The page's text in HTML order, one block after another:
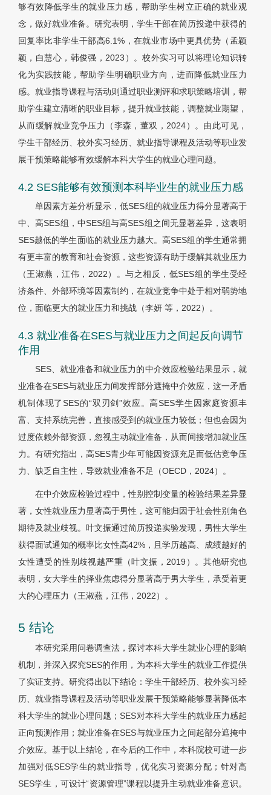
够有效降低学生的就业压力感，帮助学生树立正确的就业观
念，做好就业准备。研究表明，学生干部在简历投递中获得的
回复率比非学生干部高6.1%，在就业市场中更具优势（孟颖
颖，白慧心，韩俊强，2023）。校外实习可以将理论知识转
化为实践技能，帮助学生明确职业方向，进而降低就业压力
感。就业指导课程与活动则通过职业测评和求职策略培训，帮
助学生建立清晰的职业目标，提升就业技能，调整就业期望，
从而缓解就业竞争压力（李森，董双，2024）。由此可见，
学生干部经历、校外实习经历、就业指导课程及活动等职业发
展干预策略能够有效缓解本科大学生的就业心理问题。
4.2 SES能够有效预测本科毕业生的就业压力感
单因素方差分析显示，低SES组的就业压力得分显著高于
中、高SES组，中SES组与高SES组之间无显著差异，这表明
SES越低的学生面临的就业压力越大。高SES组的学生通常拥
有更丰富的教育和社会资源，这些资源有助于缓解其就业压力
（王淑燕，江伟，2022）。与之相反，低SES组的学生受经
济条件、外部环境等因素制约，在就业竞争中处于相对弱势地
位，面临更大的就业压力和挑战（李妍 等，2022）。
4.3 就业准备在SES与就业压力之间起反向调节
作用
SES、就业准备和就业压力的中介效应检验结果显示，就
业准备在SES与就业压力间发挥部分遮掩中介效应，这一矛盾
机制体现了SES的“双刃剑”效应。高SES学生因家庭资源丰
富、支持系统完善，直接感受到的就业压力较低；但也会因为
过度依赖外部资源，忽视主动就业准备，从而间接增加就业压
力。有研究指出，高SES青少年可能因资源充足而低估竞争压
力、缺乏自主性，导致就业准备不足（OECD，2024）。
在中介效应检验过程中，性别控制变量的检验结果差异显
著，女性就业压力显著高于男性，这可能归因于社会性别角色
期待及就业歧视。叶文振通过简历投递实验发现，男性大学生
获得面试通知的概率比女性高42%，且学历越高、成绩越好的
女性遭受的性别歧视越严重（叶文振，2019）。其他研究也
表明，女大学生的择业焦虑得分显著高于男大学生，承受着更
大的心理压力（王淑燕，江伟，2022）。
5 结论
本研究采用问卷调查法，探讨本科大学生就业心理的影响
机制，并深入探究SES的作用，为本科大学生的就业工作提供
了实证支持。研究得出以下结论：学生干部经历、校外实习经
历、就业指导课程及活动等职业发展干预策略能够显著降低本
科大学生的就业心理问题；SES对本科大学生的就业压力感起
正向预测作用；就业准备在SES与就业压力之间起部分遮掩中
介效应。基于以上结论，在今后的工作中，本科院校可进一步
加强对低SES学生的就业指导，优化实习资源分配；针对高
SES学生，可设计“资源管理”课程以提升主动就业准备意识。